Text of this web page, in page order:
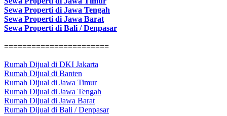
Sewa Properti di Jawa Tengah
Sewa Properti di Jawa Barat
Sewa Properti di Bali / Denpasar
=======================
Rumah Dijual di DKI Jakarta
Rumah Dijual di Banten
Rumah Dijual di Jawa Timur
Rumah Dijual di Jawa Tengah
Rumah Dijual di Jawa Barat
Rumah Dijual di Bali / Denpasar